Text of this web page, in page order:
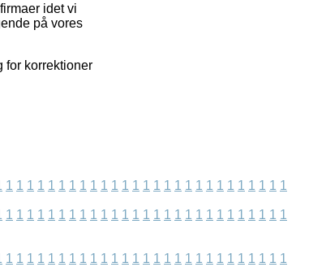
idet vi
på vores
for korrektioner
1 1 1 1 1 1 1 1 1 1 1 1 1 1 1 1 1 1 1 1 1 1 1 1 1 1 1
1 1 1 1 1 1 1 1 1 1 1 1 1 1 1 1 1 1 1 1 1 1 1 1 1 1 1
1 1 1 1 1 1 1 1 1 1 1 1 1 1 1 1 1 1 1 1 1 1 1 1 1 1 1